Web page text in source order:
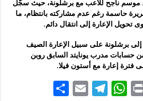
موسم ناجح للاعب مع برشلونة، حيث سجّل
وقدم 11 تمريرة حاسمة رغم عدم مشاركته بانتظام، ما
تحويل الإعارة إلى انتقال دائم.
برشلونة على سبيل الإعارة الصيف
حسابات مدرب يونايتد السابق روبن
فترة إعارة مع أستون فيلا.
P
W
Te
E